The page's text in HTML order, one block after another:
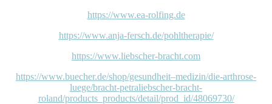
https://www.ea-rolfing.de
https://www.anja-fersch.de/pohltherapie/
https://www.liebscher-bracht.com
https://www.buecher.de/shop/gesundheit–medizin/die-arthrose-
luege/bracht-petraliebscher-bracht-
roland/products_products/detail/prod_id/48069730/